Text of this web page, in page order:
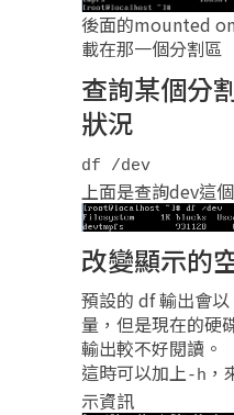
後面的mounted
載在那一個分割區
查詢某個分
狀況
df /dev
上面是查詢dev這
改變顯示的
預設的 df 輸出會
量，但是現在的硬
輸出較不好閱讀。
這時可以加上 -h
示資訊